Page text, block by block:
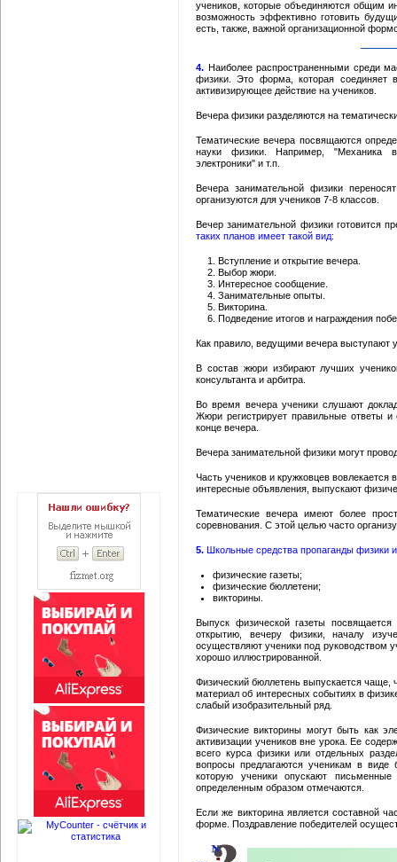
учеников, которые объединяются общим
возможность эффективно готовить
есть, также, важной организационной
4. Наиболее распространенными среди
физики. Это форма, которая
активизирующее действие на учеников.
Вечера физики разделяются на
Тематические вечера посвящаются
науки физики. Например, "Механика
электроники" и т.п.
Вечера занимательной физики
организуются для учеников 7-8 классов.
Вечер занимательной физики готовится
таких планов имеет такой вид:
Вступление и открытие вечера.
Выбор жюри.
Интересное сообщение.
Занимательные опыты.
Викторина.
Подведение итогов и награждения
Как правило, ведущими вечера выступают
В состав жюри избирают лучших
консультанта и арбитра.
Во время вечера ученики слушают
Жюри регистрирует правильные ответы и
конце вечера.
Вечера занимательной физики могут
Часть учеников и кружковцев вовлекается
интересные объявления, выпускают
Тематические вечера имеют более
соревнования. С этой целью часто
5. Школьные средства пропаганды физики
физические газеты;
физические бюллетени;
викторины.
Выпуск физической газеты
открытию, вечеру физики, началу
осуществляют ученики под руководством
хорошо иллюстрированной.
Физический бюллетень выпускается чаще,
материал об интересных событиях в
слабый изобразительный ряд.
Физические викторины могут быть как
активизации учеников вне урока. Ее
всего курса физики или отдельных
вопросы предлагаются ученикам в
которую ученики опускают
определенным образом отмечаются.
Если же викторина является составной
форме. Поздравление победителей